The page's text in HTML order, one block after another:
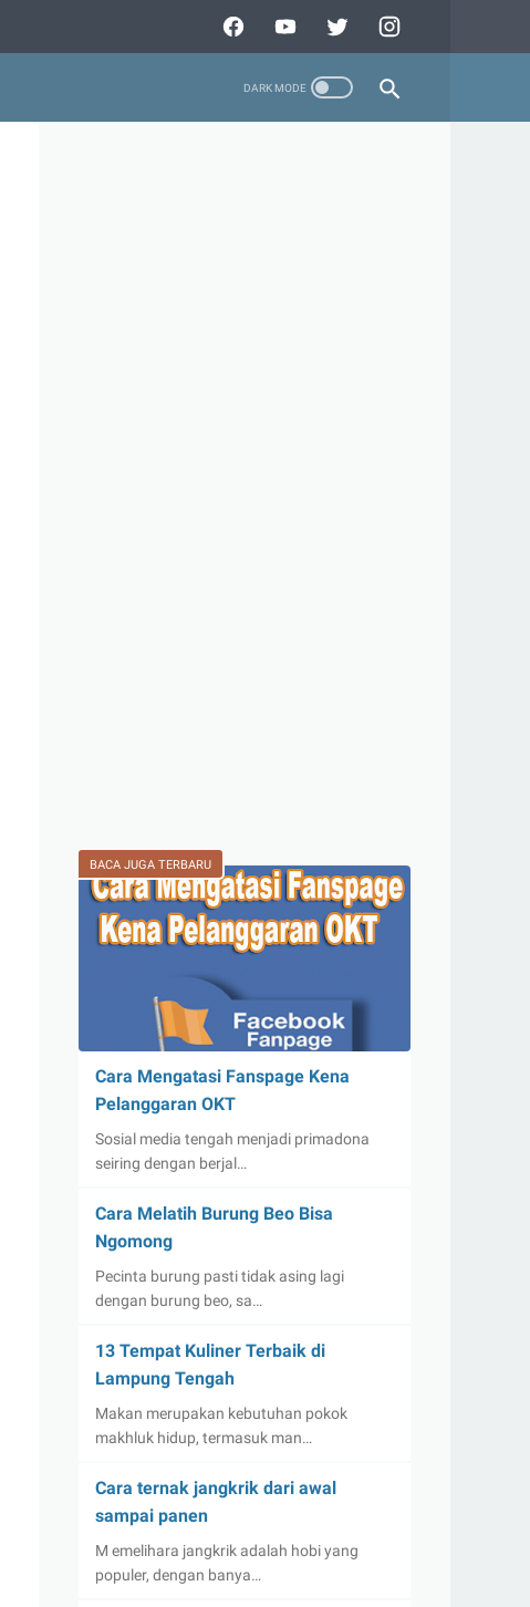
BACA JUGA TERBARU
Cara Mengatasi Fanspage Kena
Pelanggaran OKT
Sosial media tengah menjadi primadona
seiring dengan berjal…
Cara Melatih Burung Beo Bisa
Ngomong
Pecinta burung pasti tidak asing lagi
dengan burung beo, sa…
13 Tempat Kuliner Terbaik di
Lampung Tengah
Makan merupakan kebutuhan pokok
makhluk hidup, termasuk man…
Cara ternak jangkrik dari awal
sampai panen
M emelihara jangkrik adalah hobi yang
populer, dengan banya…